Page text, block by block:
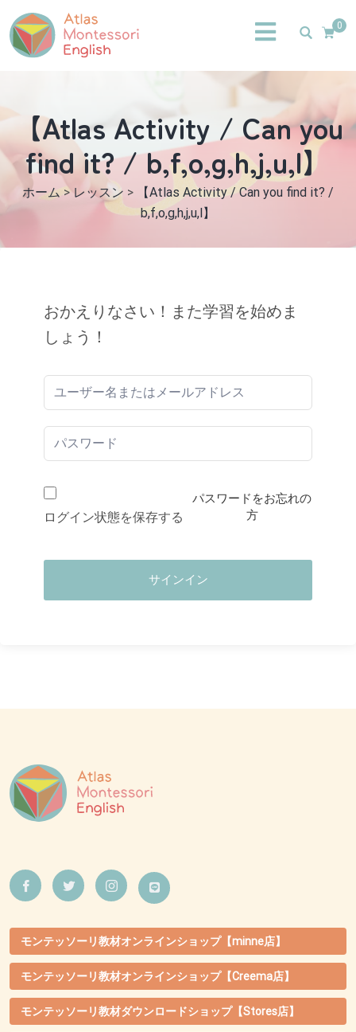
0
【Atlas Activity / Can you
find it? / b,f,o,g,h,j,u,l】
ホーム >レッスン >
【Atlas Activity / Can you find it? /
b,f,o,g,h,j,u,l】
おかえりなさい！また学習を始めま
しょう！
ログイン状態を保存する
パスワードをお忘れの
方
サインイン
モンテッソーリ教材オンラインショップ【minne店】
モンテッソーリ教材オンラインショップ【Creema店】
モンテッソーリ教材ダウンロードショップ【Stores店】